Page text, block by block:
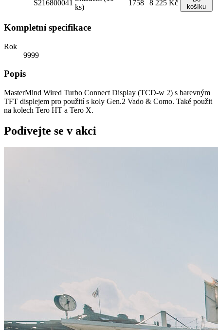
S216800041
ks)
1758 8 225 Kč
košíku
Kompletní specifikace
Rok
9999
Popis
MasterMind Wired Turbo Connect Display (TCD-w 2) s barevným
TFT displejem pro použití s koly Gen.2 Vado & Como. Také použit
na kolech Tero HT a Tero X.
Podívejte se v akci